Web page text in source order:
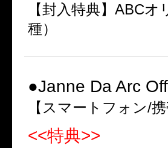
【封入特典】ABC
種）
●Janne Da Arc
【スマートフォン/
<<特典>>